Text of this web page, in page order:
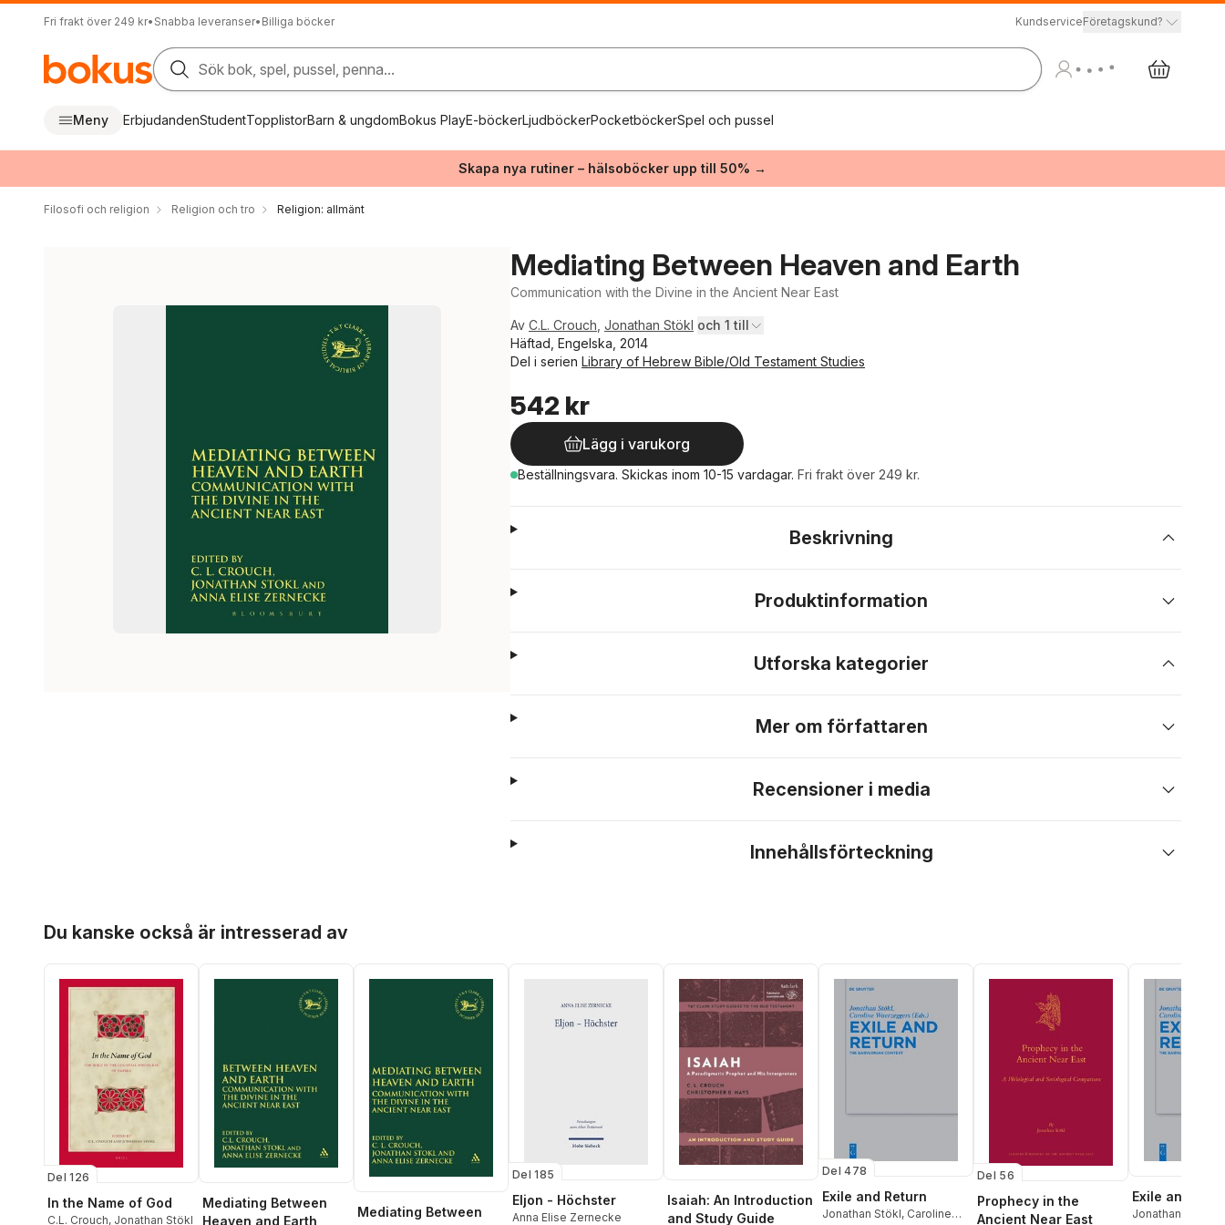
Fri frakt över 249 kr• Snabba leveranser• Billiga böcker KundserviceFöretagskund?
Sök bok, spel, pussel, penna...
Meny ErbjudandenStudentTopplistorBarn & ungdomBokus PlayE-böckerLjudböckerPocketböckerSpel och pussel
Skapa nya rutiner – hälsoböcker upp till 50% →
Filosofi och religion Religion och tro Religion: allmänt
Mediating Between Heaven and Earth
Communication with the Divine in the Ancient Near East
Av C.L. Crouch Jonathan Stökl och 1 till
Häftad, Engelska, 2014
Del i serien Library of Hebrew Bible/Old Testament Studies
542 kr
Lägg i varukorg
Beställningsvara. Skickas inom 10-15 vardagar. Fri frakt över 249 kr.
Beskrivning
Produktinformation
Utforska kategorier
Mer om författaren
Recensioner i media
Innehållsförteckning
Du kanske också är intresserad av
Del 126
In the Name of God
C.L. Crouch, Jonathan Stökl
Mediating Between
Heaven and Earth
Mediating Between
Del 185
Eljon - Höchster
Anna Elise Zernecke
Isaiah: An Introduction
and Study Guide
Del 478
Exile and Return
Jonathan Stökl, Caroline
Del 56
Prophecy in the
Ancient Near East
Exile and
Jonathan Stökl